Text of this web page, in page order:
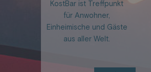
KostBar ist Treffpunkt
für Anwohner,
Einheimische und Gäste
aus aller Welt.